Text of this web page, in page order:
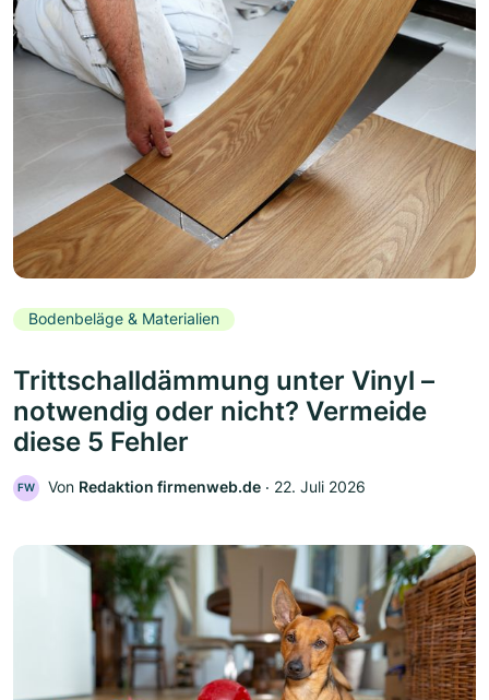
Bodenbeläge & Materialien
Trittschalldämmung unter Vinyl –
notwendig oder nicht? Vermeide
diese 5 Fehler
FW Von Redaktion firmenweb.de ‧ 22. Juli 2026